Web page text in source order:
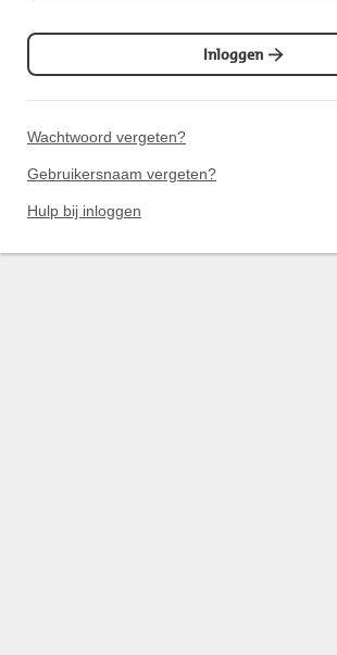
Inloggen
Wachtwoord vergeten?
Gebruikersnaam vergeten?
Hulp bij inloggen